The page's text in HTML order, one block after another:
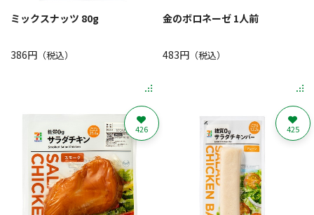
ミックスナッツ 80g
386円 （税込）
金のボロネーゼ 1人前
483円（税込）
426 425